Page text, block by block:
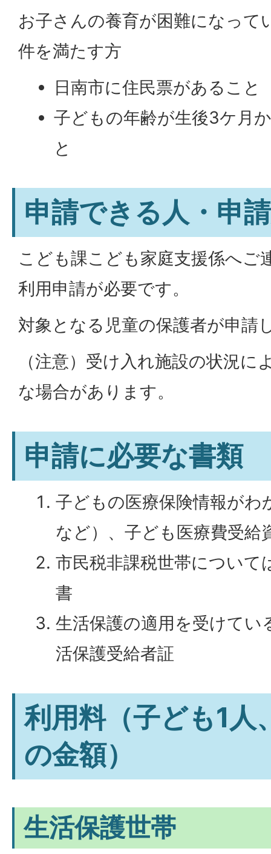
お子さんの養育が困難になって
件を満たす方
日南市に住民票があること
子どもの年齢が生後3ケ月
と
申請できる人・申
こども課こども家庭支援係へご
利用申請が必要です。
対象となる児童の保護者が申請
（注意）受け入れ施設の状況に
な場合があります。
申請に必要な書類
子どもの医療保険情報がわ
など）、子ども医療費受給
市民税非課税世帯について
書
生活保護の適用を受けてい
活保護受給者証
利用料（子ども1人
の金額）
生活保護世帯